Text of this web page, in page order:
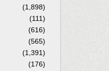
(1,898)
(111)
(616)
(565)
(1,391)
(176)